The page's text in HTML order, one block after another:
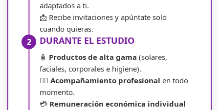
adaptados a ti.
📩 Recibe invitaciones y apúntate solo
cuando quieras.
2 DURANTE EL ESTUDIO
🧴 Productos de alta gama (solares,
faciales, corporales e higiene).
👨‍⚕️ Acompañamiento profesional en todo
momento.
💳 Remuneración económica individual